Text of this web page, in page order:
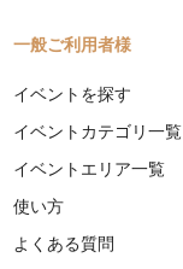
一般ご利用者様
イベントを探す
イベントカテゴリ一覧
イベントエリア一覧
使い方
よくある質問